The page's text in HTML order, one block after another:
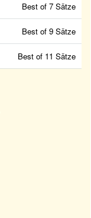
Best of 7 Sätze
Best of 9 Sätze
Best of 11 Sätze